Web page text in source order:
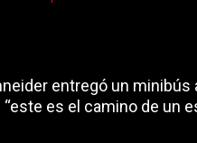
entregó un minibús
es el camino de un